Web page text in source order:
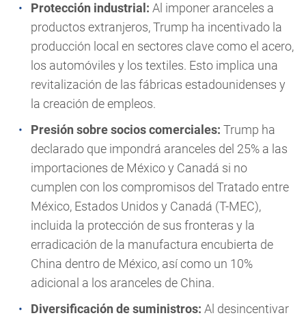
Protección industrial: Al imponer aranceles a
productos extranjeros, Trump ha incentivado la
producción local en sectores clave como el acero,
los automóviles y los textiles. Esto implica una
revitalización de las fábricas estadounidenses y
la creación de empleos.
Presión sobre socios comerciales: Trump ha
declarado que impondrá aranceles del 25% a las
importaciones de México y Canadá si no
cumplen con los compromisos del Tratado entre
México, Estados Unidos y Canadá (T-MEC),
incluida la protección de sus fronteras y la
erradicación de la manufactura encubierta de
China dentro de México, así como un 10%
adicional a los aranceles de China.
Diversificación de suministros: Al desincentivar